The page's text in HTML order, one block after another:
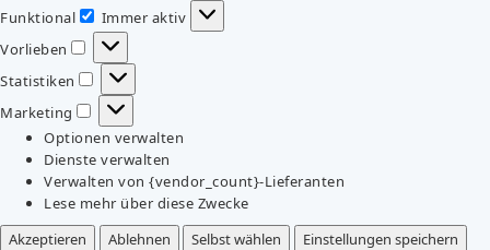
Funktional
Funktional
Immer aktiv
Vorlieben
Vorlieben
Statistiken
Statistiken
Marketing
Marketing
Optionen verwalten
Dienste verwalten
Verwalten von {vendor_count}-Lieferanten
Lese mehr über diese Zwecke
Akzeptieren
Ablehnen Selbst wählen
Einstellungen speichern